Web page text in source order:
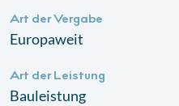
Art der Vergabe
Europaweit
Art der Leistung
Bauleistung